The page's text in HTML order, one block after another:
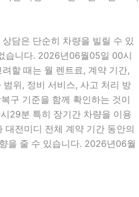
담은 단순히 차량을 빌릴 수 있
습니다. 2026년06월05일 00시
할 때는 월 렌트료, 계약 기간,
위, 정비 서비스, 사고 처리 방
구 기준을 함께 확인하는 것이
29분 특히 장기간 차량을 이용
대전미디 전체 계약 기간 동안의
을 줄 수 있습니다. 2026년06월